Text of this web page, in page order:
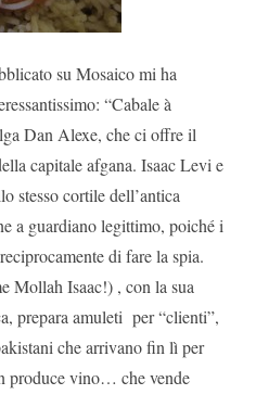
su Mosaico mi ha
“Cabale à
Dan Alexe, che ci offre il
capitale afgana. Isaac Levi e
stesso cortile dell’antica
a guardiano legittimo, poiché i
di fare la spia.
Mollah Isaac!) , con la sua
prepara amuleti per “clienti”,
che arrivano fin lì per
produce vino… che vende